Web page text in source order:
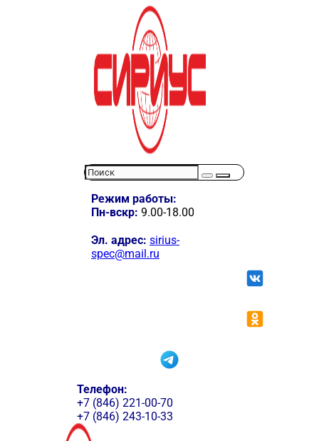
Режим работы:
Пн-вскр: 9.00-18.00
Эл. адрес: sirius-
spec@mail.ru
Телефон:
+7 (846) 221-00-70
+7 (846) 243-10-33